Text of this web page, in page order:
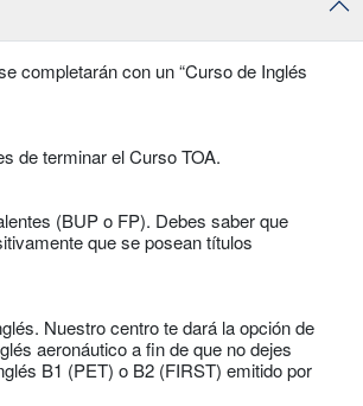
completarán con un “Curso de Inglés
de terminar el Curso TOA.
(BUP o FP). Debes saber que
que se posean títulos
Nuestro centro te dará la opción de
aeronáutico a fin de que no dejes
B1 (PET) o B2 (FIRST) emitido por